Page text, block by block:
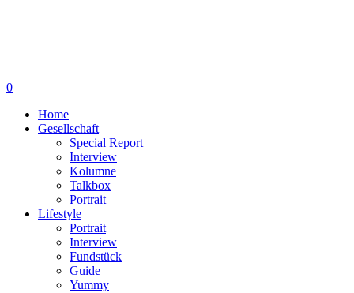
0
Home
Gesellschaft
Special Report
Interview
Kolumne
Talkbox
Portrait
Lifestyle
Portrait
Interview
Fundstück
Guide
Yummy